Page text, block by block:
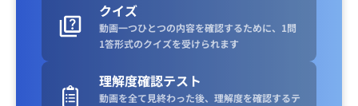
クイズ
動画一つひとつの内容を確認するために、1問
1答形式のクイズを受けられます
理解度確認テスト
動画を全て見終わった後、理解度を確認するテ